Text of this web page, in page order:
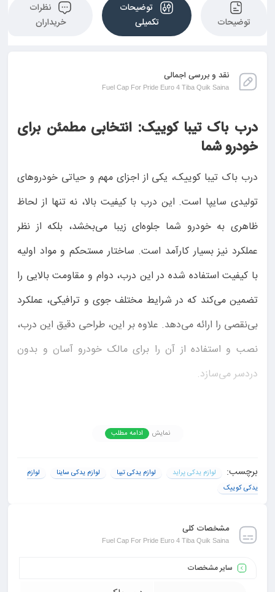
توضیحات
توضیحات
تکمیلی
نظرات
خریداران
نقد و بررسی اجمالی
Fuel Cap For Pride Euro 4 Tiba Quik Saina
درب باک تیبا کوییک: انتخابی مطمئن برای
خودرو شما
درب باک تیبا کوییک، یکی از اجزای مهم و حیاتی خودروهای
تولیدی سایپا است. این درب با کیفیت بالا، نه تنها از لحاظ
ظاهری به خودرو شما جلوه‌ای زیبا می‌بخشد، بلکه از نظر
عملکرد نیز بسیار کارآمد است. ساختار مستحکم و مواد اولیه
با کیفیت استفاده شده در این درب، دوام و مقاومت بالایی را
تضمین می‌کند که در شرایط مختلف جوی و ترافیکی، عملکرد
بی‌نقصی را ارائه می‌دهد. علاوه بر این، طراحی دقیق این درب،
نصب و استفاده از آن را برای مالک خودرو آسان و بدون
دردسر می‌سازد.
برای خرید درب پوش ها
گسترده از لوازم یدکی اصلی و با کیفیت، پاسخگوی نیازهای
خودروداران می‌باشد. خرید از فروشگاه آنلاین یدک پارت نه
تنها راحتی و سرعت را برای مشتریان فراهم می‌کند، بلکه با
نمایش ادامه مطلب
برچسب: لوازم یدکی پراید لوازم یدکی تیبا لوازم یدکی ساینا
لوازم
یدکی کوییک
مشخصات کلی
Fuel Cap For Pride Euro 4 Tiba Quik Saina
سایر مشخصات